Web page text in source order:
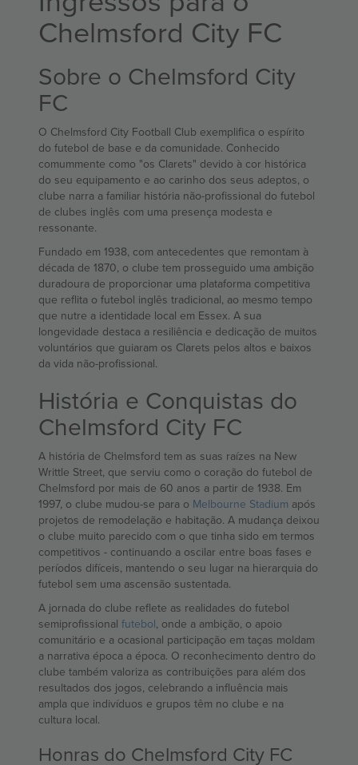
Chelmsford City FC
Sobre o Chelmsford City
FC
O Chelmsford City Football Club exemplifica o espírito
do futebol de base e da comunidade. Conhecido
comummente como "os Clarets" devido à cor histórica
do seu equipamento e ao carinho dos seus adeptos, o
clube narra a familiar história não-profissional do futebol
de clubes inglês com uma presença modesta e
ressonante.
Fundado em 1938, com antecedentes que remontam à
década de 1870, o clube tem prosseguido uma ambição
duradoura de proporcionar uma plataforma competitiva
que reflita o futebol inglês tradicional, ao mesmo tempo
que nutre a identidade local em Essex. A sua
longevidade destaca a resiliência e dedicação de muitos
voluntários que guiaram os Clarets pelos altos e baixos
da vida não-profissional.
História e Conquistas do
Chelmsford City FC
A história de Chelmsford tem as suas raízes na New
Writtle Street, que serviu como o coração do futebol de
Chelmsford por mais de 60 anos a partir de 1938. Em
1997, o clube mudou-se para o Melbourne Stadium após
projetos de remodelação e habitação. A mudança deixou
o clube muito parecido com o que tinha sido em termos
competitivos - continuando a oscilar entre boas fases e
períodos difíceis, mantendo o seu lugar na hierarquia do
futebol sem uma ascensão sustentada.
A jornada do clube reflete as realidades do futebol
semiprofissional futebol, onde a ambição, o apoio
comunitário e a ocasional participação em taças moldam
a narrativa época a época. O reconhecimento dentro do
clube também valoriza as contribuições para além dos
resultados dos jogos, celebrando a influência mais
ampla que indivíduos e grupos têm no clube e na
cultura local.
Honras do Chelmsford City FC